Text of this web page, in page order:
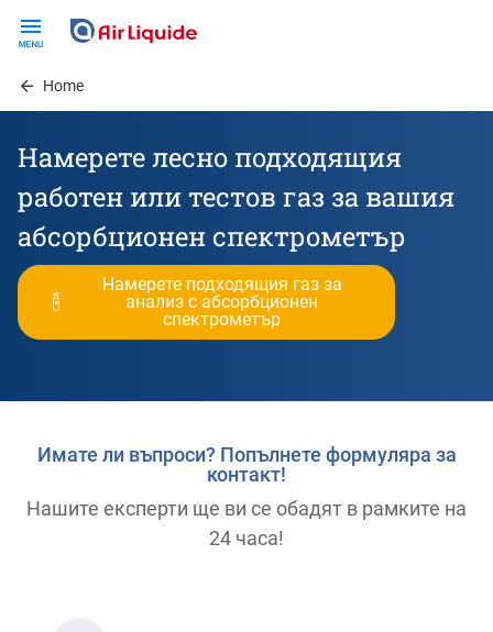
contentHome
Намерете лесно подходящия
работен или тестов газ за вашия
абсорбционен спектрометър
Намерете подходящия газ за
анализ с абсорбционен
спектрометър
Имате ли въпроси? Попълнете формуляра за
контакт!
Нашите експерти ще ви се обадят в рамките на
24 часа!